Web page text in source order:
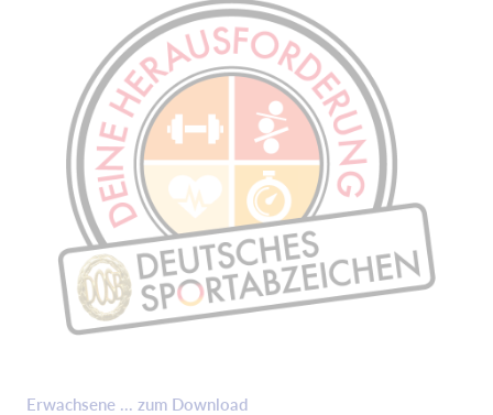
Erwachsene ... zum Download